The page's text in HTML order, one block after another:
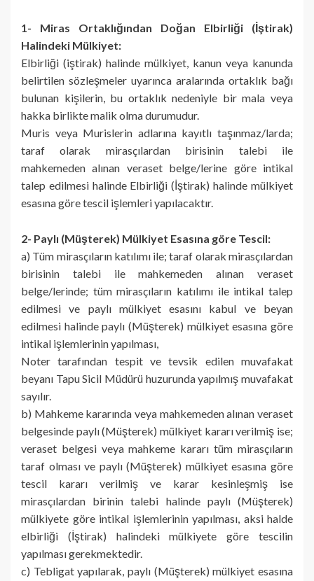
1- Miras Ortaklığından Doğan Elbirliği (İştirak)
Halindeki Mülkiyet:
Elbirliği (iştirak) halinde mülkiyet, kanun veya kanunda
belirtilen sözleşmeler uyarınca aralarında ortaklık bağı
bulunan kişilerin, bu ortaklık nedeniyle bir mala veya
hakka birlikte malik olma durumudur.
Muris veya Murislerin adlarına kayıtlı taşınmaz/larda;
taraf olarak mirasçılardan birisinin talebi ile
mahkemeden alınan veraset belge/lerine göre intikal
talep edilmesi halinde Elbirliği (İştirak) halinde mülkiyet
esasına göre tescil işlemleri yapılacaktır.
2- Paylı (Müşterek) Mülkiyet Esasına göre Tescil:
a) Tüm mirasçıların katılımı ile; taraf olarak mirasçılardan
birisinin talebi ile mahkemeden alınan veraset
belge/lerinde; tüm mirasçıların katılımı ile intikal talep
edilmesi ve paylı mülkiyet esasını kabul ve beyan
edilmesi halinde paylı (Müşterek) mülkiyet esasına göre
intikal işlemlerinin yapılması,
Noter tarafından tespit ve tevsik edilen muvafakat
beyanı Tapu Sicil Müdürü huzurunda yapılmış muvafakat
sayılır.
b) Mahkeme kararında veya mahkemeden alınan veraset
belgesinde paylı (Müşterek) mülkiyet kararı verilmiş ise;
veraset belgesi veya mahkeme kararı tüm mirasçıların
taraf olması ve paylı (Müşterek) mülkiyet esasına göre
tescil kararı verilmiş ve karar kesinleşmiş ise
mirasçılardan birinin talebi halinde paylı (Müşterek)
mülkiyete göre intikal işlemlerinin yapılması, aksi halde
elbirliği (İştirak) halindeki mülkiyete göre tescilin
yapılması gerekmektedir.
c) Tebligat yapılarak, paylı (Müşterek) mülkiyet esasına